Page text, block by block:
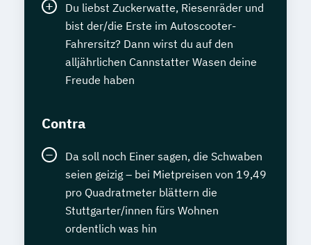
Du liebst Zuckerwatte, Riesenräder und
bist der/die Erste im Autoscooter-
Fahrersitz? Dann wirst du auf den
alljährlichen Cannstatter Wasen deine
Freude haben
Contra
Da soll noch Einer sagen, die Schwaben
seien geizig – bei Mietpreisen von 19,49
pro Quadratmeter blättern die
Stuttgarter/innen fürs Wohnen
ordentlich was hin